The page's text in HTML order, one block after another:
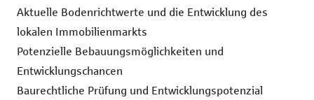
Aktuelle Bodenrichtwerte und die Entwicklung des
lokalen Immobilienmarkts
Potenzielle Bebauungsmöglichkeiten und
Entwicklungschancen
Baurechtliche Prüfung und Entwicklungspotenzial